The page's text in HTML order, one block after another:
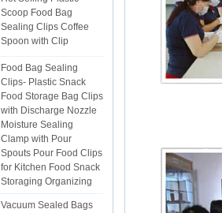
Spoon with Clip
Food Bag Sealing
Clips- Plastic Snack
Food Storage Bag Clips
with Discharge Nozzle
Moisture Sealing
Clamp with Pour
Spouts Pour Food Clips
for Kitchen Food Snack
Storaging Organizing
Vacuum Sealed Bags
Kitchen Food
Packaging Seal Bags